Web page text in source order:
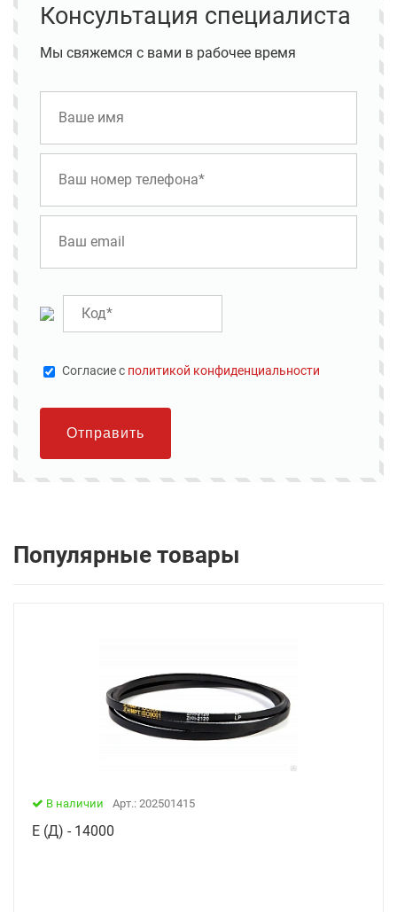
Консультация специалиста
Мы свяжемся с вами в рабочее время
Cогласие с политикой конфиденциальности
Отправить
Популярные товары
В наличии Арт.: 202501415
Е (Д) - 14000